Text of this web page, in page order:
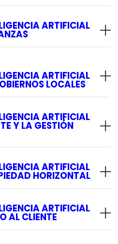
ARTIFICIAL
ARTIFICIAL
LOCALES
ARTIFICIAL
Y LA GESTIÓN
ARTIFICIAL
HORIZONTAL
ARTIFICIAL
AL CLIENTE